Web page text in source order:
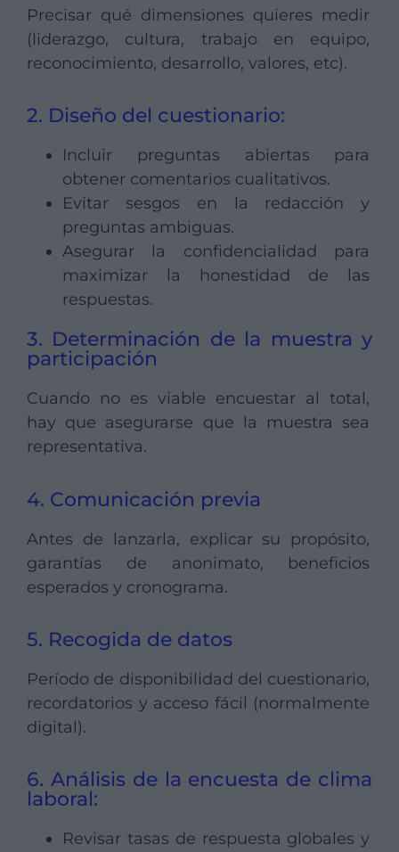
Precisar qué dimensiones quieres medir
(liderazgo, cultura, trabajo en equipo,
reconocimiento, desarrollo, valores, etc).
2. Diseño del cuestionario:
Incluir preguntas abiertas para
obtener comentarios cualitativos.
Evitar sesgos en la redacción y
preguntas ambiguas.
Asegurar la confidencialidad para
maximizar la honestidad de las
respuestas.
3. Determinación de la muestra y
participación
Cuando no es viable encuestar al total,
hay que asegurarse que la muestra sea
representativa.
4. Comunicación previa
Antes de lanzarla, explicar su propósito,
garantías de anonimato, beneficios
esperados y cronograma.
5. Recogida de datos
Período de disponibilidad del cuestionario,
recordatorios y acceso fácil (normalmente
digital).
6. Análisis de la encuesta de clima
laboral:
Revisar tasas de respuesta globales y